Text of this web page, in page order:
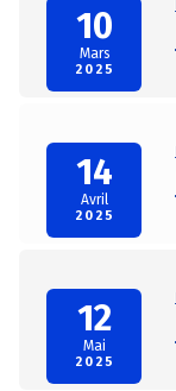
10
Mars
2025
14
Avril
2025
12
Mai
2025